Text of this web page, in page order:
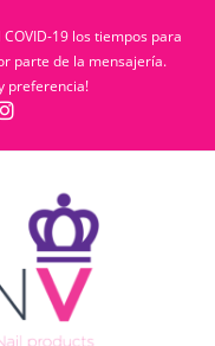
19 los tiempos para
parte de la mensajería.
preferencia!